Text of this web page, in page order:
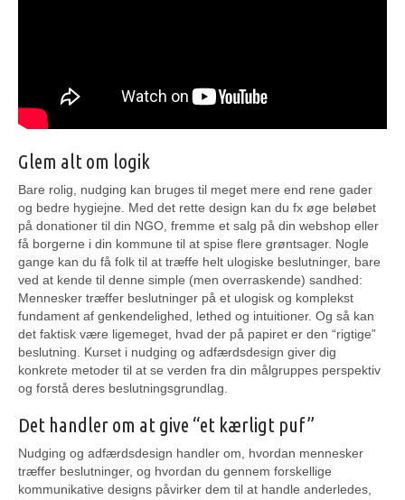
Glem alt om logik
Bare rolig, nudging kan bruges til meget mere end rene gader
og bedre hygiejne. Med det rette design kan du fx øge beløbet
på donationer til din NGO, fremme et salg på din webshop eller
få borgerne i din kommune til at spise flere grøntsager. Nogle
gange kan du få folk til at træffe helt ulogiske beslutninger, bare
ved at kende til denne simple (men overraskende) sandhed:
Mennesker træffer beslutninger på et ulogisk og komplekst
fundament af genkendelighed, lethed og intuitioner. Og så kan
det faktisk være ligemeget, hvad der på papiret er den “rigtige”
beslutning. Kurset i nudging og adfærdsdesign giver dig
konkrete metoder til at se verden fra din målgruppes perspektiv
og forstå deres beslutningsgrundlag.
Det handler om at give “et kærligt puf”
Nudging og adfærdsdesign handler om, hvordan mennesker
træffer beslutninger, og hvordan du gennem forskellige
kommunikative designs påvirker dem til at handle anderledes,